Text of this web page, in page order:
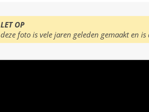
LET OP
deze foto is vele jaren geleden gemaakt en